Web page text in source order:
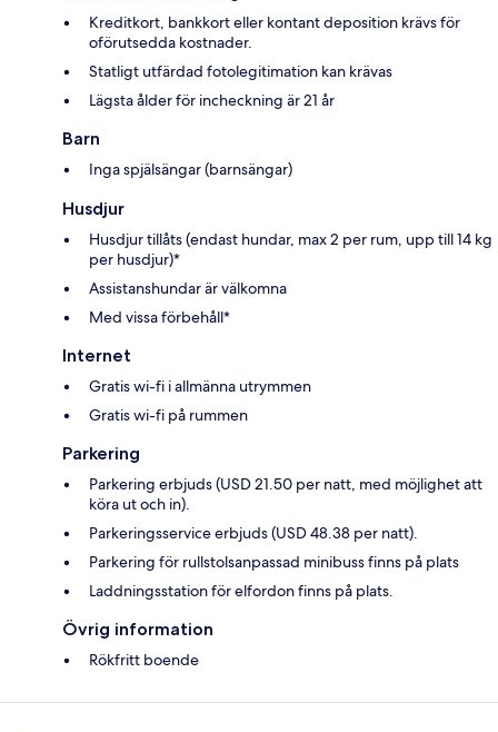
Kreditkort, bankkort eller kontant deposition krävs för
oförutsedda kostnader.
Statligt utfärdad fotolegitimation kan krävas
Lägsta ålder för incheckning är 21 år
Barn
Inga spjälsängar (barnsängar)
Husdjur
Husdjur tillåts (endast hundar, max 2 per rum, upp till 14 kg
per husdjur)*
Assistanshundar är välkomna
Med vissa förbehåll*
Internet
Gratis wi-fi i allmänna utrymmen
Gratis wi-fi på rummen
Parkering
Parkering erbjuds (USD 21.50 per natt, med möjlighet att
köra ut och in).
Parkeringsservice erbjuds (USD 48.38 per natt).
Parkering för rullstolsanpassad minibuss finns på plats
Laddningsstation för elfordon finns på plats.
Övrig information
Rökfritt boende